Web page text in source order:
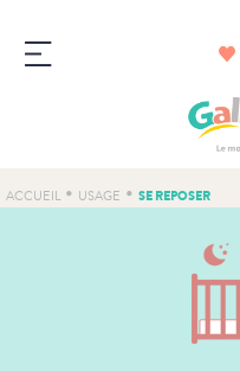
ACCUEIL • USAGE • SE REPOSER